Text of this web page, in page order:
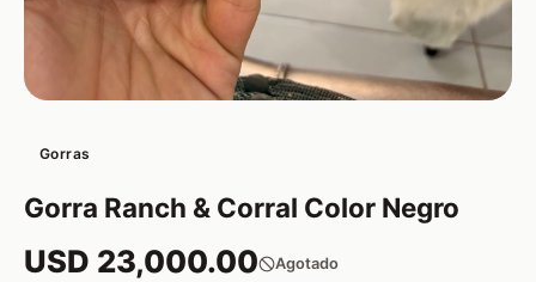
Gorras
Gorra Ranch & Corral Color Negro
USD 23,000.00 Agotado